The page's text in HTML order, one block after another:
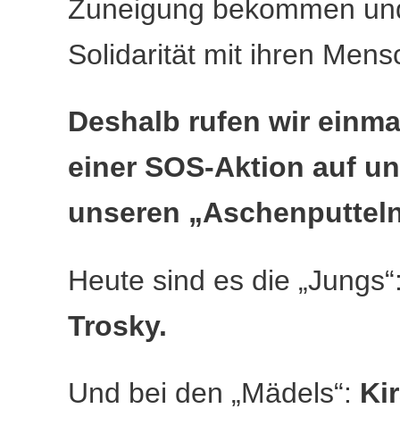
Zuneigung bekommen
Solidarität mit ihren
Deshalb rufen wir
einer SOS-Aktion auf
unseren
Heute sind es die
Trosky.
Und bei den „Mädels“: